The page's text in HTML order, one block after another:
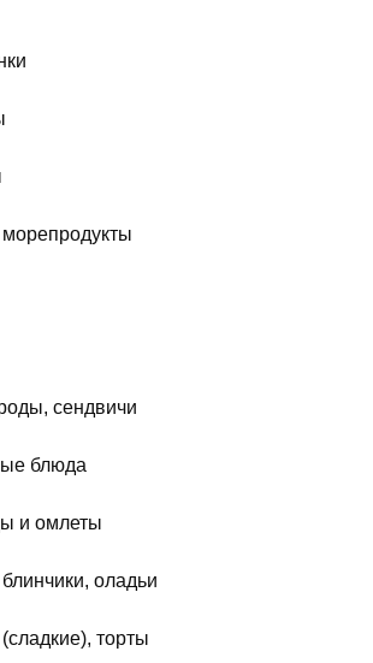
сендвичи
блюда
и омлеты
оладьи
торты